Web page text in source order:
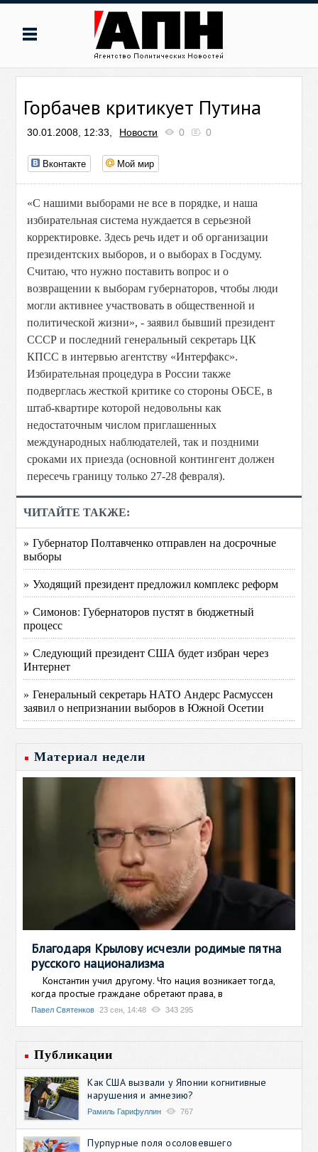
Горбачев критикует Путина
30.01.2008, 12:33, Новости 0 0
Вконтакте Мой мир
«С нашими выборами не все в порядке, и наша
избирательная система нуждается в серьезной
корректировке. Здесь речь идет и об организации
президентских выборов, и о выборах в Госдуму.
Считаю, что нужно поставить вопрос и о
возвращении к выборам губернаторов, чтобы люди
могли активнее участвовать в общественной и
политической жизни», - заявил бывший президент
СССР и последний генеральный секретарь ЦК
КПСС в интервью агентству «Интерфакс».
Избирательная процедура в России также
подверглась жесткой критике со стороны ОБСЕ, в
штаб-квартире которой недовольны как
недостаточным числом приглашенных
международных наблюдателей, так и поздними
сроками их приезда (основной контингент должен
пересечь границу только 27-28 февраля).
ЧИТАЙТЕ ТАКЖЕ:
» Губернатор Полтавченко отправлен на досрочные
выборы
» Уходящий президент предложил комплекс реформ
» Симонов: Губернаторов пустят в бюджетный
процесс
» Следующий президент США будет избран через
Интернет
» Генеральный секретарь НАТО Андерс Расмуссен
заявил о непризнании выборов в Южной Осетии
Материал недели
Благодаря Крылову исчезли родимые пятна
русского национализма
Константин учил другому. Что нация возникает тогда,
когда простые граждане обретают права, в
Павел Святенков 23 сен, 14:48 343 295
Публикации
Как США вызвали у Японии когнитивные
нарушения и амнезию?
Рамиль Гарифуллин 767
Пурпурные поля осоловевшего